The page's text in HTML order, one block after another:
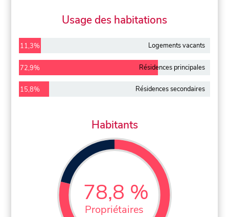
Usage des habitations
11,3% Logements vacants
72,9% Résidences principales
15,8% Résidences secondaires
Habitants
78,8 %
Propriétaires